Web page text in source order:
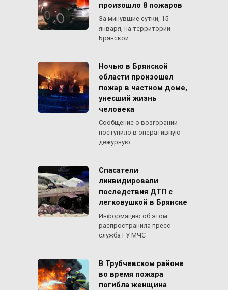
произошло 8 пожаров
За минувшие сутки, 15
января, на территории
Брянской
Ночью в Брянской
области произошел
пожар в частном доме,
унесший жизнь
человека
Сообщение о возгорании
поступило в оперативную
дежурную
Спасатели
ликвидировали
последствия ДТП с
легковушкой в Брянске
Информацию об этом
распространила пресс-
служба ГУ МЧС
В Трубчевском районе
во время пожара
погибла женщина